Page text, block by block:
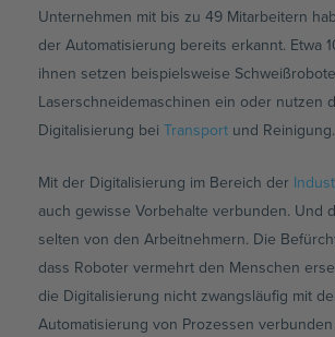
Unternehmen mit bis zu 49 Mitarbeitern
der Automatisierung bereits erkannt. Etwa
ihnen setzen beispielsweise
Laserschneidemaschinen ein oder nutzen
Digitalisierung bei Transport und Reinigung.
Mit der Digitalisierung im Bereich der
auch gewisse Vorbehalte verbunden. Und
selten von den Arbeitnehmern. Die
dass Roboter vermehrt den Menschen
die Digitalisierung nicht zwangsläufig mit
Automatisierung von Prozessen